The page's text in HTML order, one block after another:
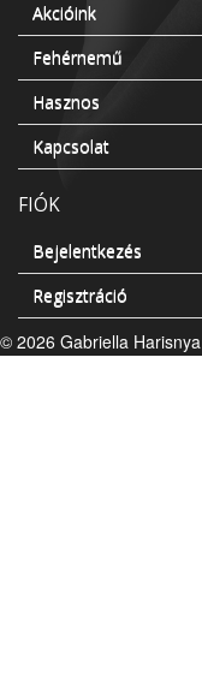
Akcióink
Fehérnemű
Hasznos
Kapcsolat
FIÓK
Bejelentkezés
Regisztráció
© 2026 Gabriella Harisnya